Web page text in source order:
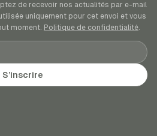
de recevoir nos actualités par e-mail
uniquement pour cet envoi et vous
moment. Politique de confidentialité.
S’inscrire